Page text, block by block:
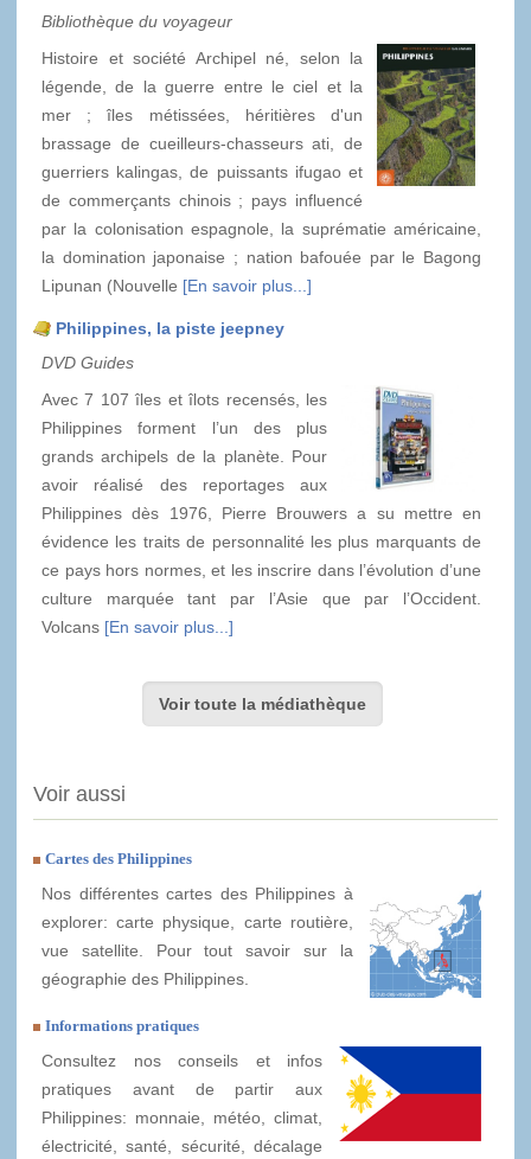
Bibliothèque du voyageur
Histoire et société Archipel né, selon la
légende, de la guerre entre le ciel et la
mer ; îles métissées, héritières d'un
brassage de cueilleurs-chasseurs ati, de
guerriers kalingas, de puissants ifugao et
de commerçants chinois ; pays influencé
par la colonisation espagnole, la suprématie américaine,
la domination japonaise ; nation bafouée par le Bagong
Lipunan (Nouvelle [En savoir plus...]
Philippines, la piste jeepney
DVD Guides
Avec 7 107 îles et îlots recensés, les
Philippines forment l’un des plus
grands archipels de la planète. Pour
avoir réalisé des reportages aux
Philippines dès 1976, Pierre Brouwers a su mettre en
évidence les traits de personnalité les plus marquants de
ce pays hors normes, et les inscrire dans l’évolution d’une
culture marquée tant par l’Asie que par l’Occident.
Volcans [En savoir plus...]
Voir toute la médiathèque
Voir aussi
Cartes des Philippines
Nos différentes cartes des Philippines à
explorer: carte physique, carte routière,
vue satellite. Pour tout savoir sur la
géographie des Philippines.
Informations pratiques
Consultez nos conseils et infos
pratiques avant de partir aux
Philippines: monnaie, météo, climat,
électricité, santé, sécurité, décalage